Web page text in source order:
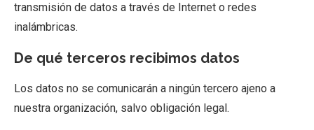
transmisión de datos a través de Internet o redes
inalámbricas.
De qué terceros recibimos datos
Los datos no se comunicarán a ningún tercero ajeno a
nuestra organización, salvo obligación legal.